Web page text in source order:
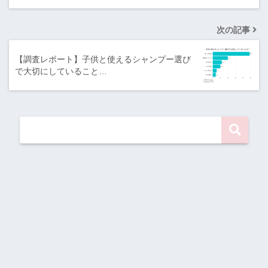
次の記事
【調査レポート】子供と使えるシャンプー選び
で大切にしていること…